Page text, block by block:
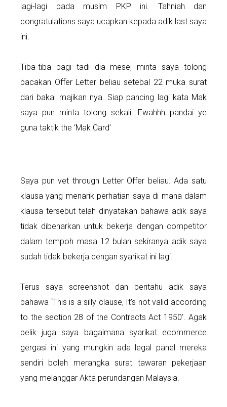
lagi-lagi pada musim PKP ini. Tahniah dan
congratulations saya ucapkan kepada adik last saya
ini.
Tiba-tiba pagi tadi dia mesej minta saya tolong
bacakan Offer Letter beliau setebal 22 muka surat
dari bakal majikan nya. Siap pancing lagi kata Mak
saya pun minta tolong sekali. Ewahhh pandai ye
guna taktik the ‘Mak Card’
Saya pun vet through Letter Offer beliau. Ada satu
klausa yang menarik perhatian saya di mana dalam
klausa tersebut telah dinyatakan bahawa adik saya
tidak dibenarkan untuk bekerja dengan competitor
dalam tempoh masa 12 bulan sekiranya adik saya
sudah tidak bekerja dengan syarikat ini lagi.
Terus saya screenshot dan beritahu adik saya
bahawa ‘This is a silly clause, It’s not valid according
to the section 28 of the Contracts Act 1950’. Agak
pelik juga saya bagaimana syarikat ecommerce
gergasi ini yang mungkin ada legal panel mereka
sendiri boleh merangka surat tawaran pekerjaan
yang melanggar Akta perundangan Malaysia.